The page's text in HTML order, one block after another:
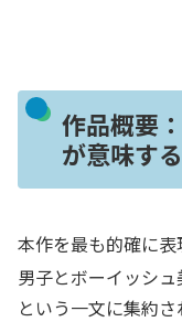
作品概要
が意味す
本作を最も的確に
男子とボーイッシュ
という一文に集約さ